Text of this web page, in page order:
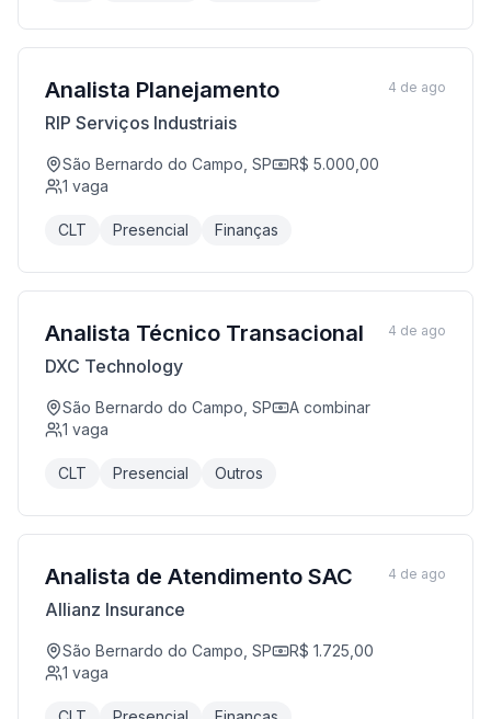
Analista Planejamento
RIP Serviços Industriais
São Bernardo do Campo, SP
R$ 5.000,00
1 vaga
CLT Presencial Finanças
4 de ago
Analista Técnico Transacional
DXC Technology
São Bernardo do Campo, SP
A combinar
1 vaga
CLT Presencial Outros
4 de ago
Analista de Atendimento SAC
Allianz Insurance
São Bernardo do Campo, SP
R$ 1.725,00
1 vaga
4 de ago